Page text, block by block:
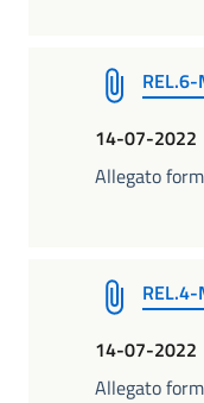
14-07-2022
Allegato
14-07-2022
Allegato